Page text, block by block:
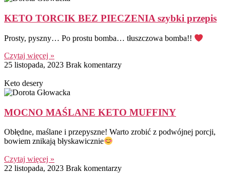
KETO TORCIK BEZ PIECZENIA szybki przepis
Prosty, pyszny… Po prostu bomba… tłuszczowa bomba!!
Czytaj więcej »
25 listopada, 2023 Brak komentarzy
Keto desery
MOCNO MAŚLANE KETO MUFFINY
Obłędne, maślane i przepyszne! Warto zrobić z podwójnej porcji,
bowiem znikają błyskawicznie
Czytaj więcej »
22 listopada, 2023 Brak komentarzy